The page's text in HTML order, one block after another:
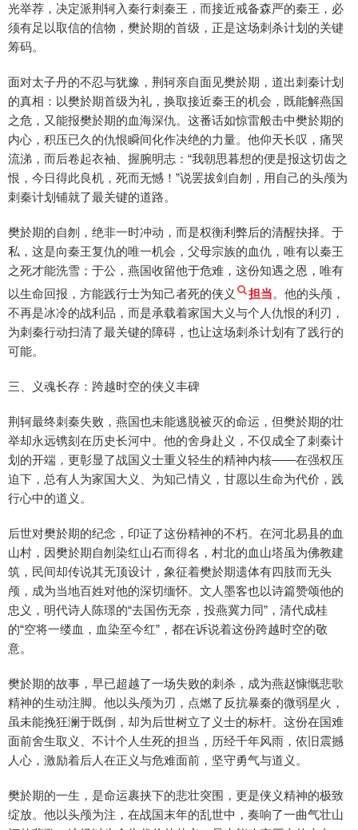
光举荐，决定派荆轲入秦行刺秦王，而接近戒备森严的秦王，必
须有足以取信的信物，樊於期的首级，正是这场刺杀计划的关键
筹码。
面对太子丹的不忍与犹豫，荆轲亲自面见樊於期，道出刺秦计划
的真相：以樊於期首级为礼，换取接近秦王的机会，既能解燕国
之危，又能报樊於期的血海深仇。这番话如惊雷般击中樊於期的
内心，积压已久的仇恨瞬间化作决绝的力量。他仰天长叹，痛哭
流涕，而后卷起衣袖、握腕明志：“我朝思暮想的便是报这切齿之
恨，今日得此良机，死而无憾！”说罢拔剑自刎，用自己的头颅为
刺秦计划铺就了最关键的道路。
樊於期的自刎，绝非一时冲动，而是权衡利弊后的清醒抉择。于
私，这是向秦王复仇的唯一机会，父母宗族的血仇，唯有以秦王
之死才能洗雪；于公，燕国收留他于危难，这份知遇之恩，唯有
以生命回报，方能践行士为知己者死的侠义
担当。他的头颅，
不再是冰冷的战利品，而是承载着家国大义与个人仇恨的利刃，
为刺秦行动扫清了最关键的障碍，也让这场刺杀计划有了践行的
可能。
三、义魂长存：跨越时空的侠义丰碑
荆轲最终刺秦失败，燕国也未能逃脱被灭的命运，但樊於期的壮
举却永远镌刻在历史长河中。他的舍身赴义，不仅成全了刺秦计
划的开端，更彰显了战国义士重义轻生的精神内核——在强权压
迫下，总有人为家国大义、为知己情义，甘愿以生命为代价，践
行心中的道义。
后世对樊於期的纪念，印证了这份精神的不朽。在河北易县的血
山村，因樊於期自刎染红山石而得名，村北的血山塔虽为佛教建
筑，民间却传说其无顶设计，象征着樊於期遗体有四肢而无头
颅，成为当地百姓对他的深切缅怀。文人墨客也以诗篇赞颂他的
忠义，明代诗人陈璟的“去国伤无奈，投燕冀力同”，清代成桂
的“空将一缕血，血染至今红”，都在诉说着这份跨越时空的敬
意。
樊於期的故事，早已超越了一场失败的刺杀，成为燕赵慷慨悲歌
精神的生动注脚。他以头颅为刃，点燃了反抗暴秦的微弱星火，
虽未能挽狂澜于既倒，却为后世树立了义士的标杆。这份在国难
面前舍生取义、不计个人生死的担当，历经千年风雨，依旧震撼
人心，激励着后人在正义与危难面前，坚守勇气与道义。
樊於期的一生，是命运裹挟下的悲壮突围，更是侠义精神的极致
绽放。他以头颅为注，在战国末年的乱世中，奏响了一曲气壮山